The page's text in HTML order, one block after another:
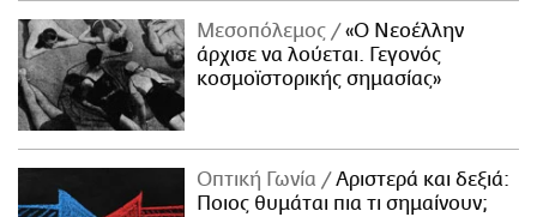
Μεσοπόλεμος
«Ο Νεοέλλην
άρχισε να λούεται. Γεγονός
κοσμοϊστορικής σημασίας»
Οπτική Γωνία
Αριστερά και δεξιά:
Ποιος θυμάται πια τι σημαίνουν;